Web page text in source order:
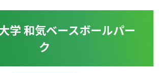
学 和気ベースボールパー
ク